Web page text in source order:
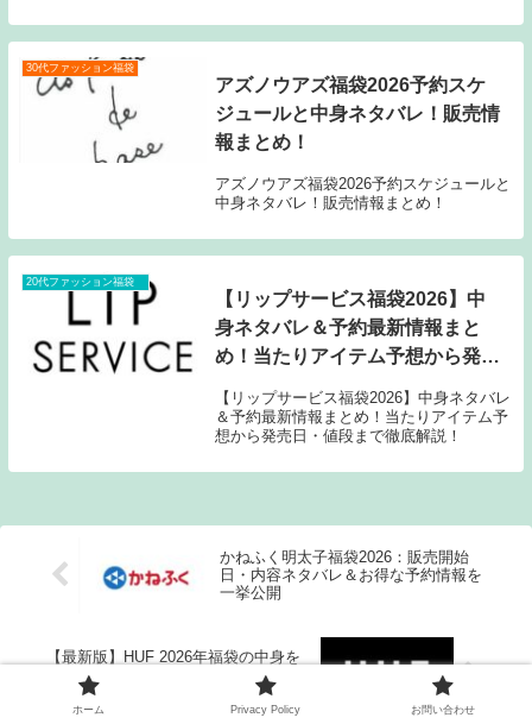
30代ファッション福袋
アズノウアズ福袋2026予約スケ
ジュールと中身ネタバレ！販売情
報まとめ！
アズノウアズ福袋2026予約スケジュールと
中身ネタバレ！販売情報まとめ！
20代ファッション福袋
【リップサービス福袋2026】中
身ネタバレ＆予約最新情報まと
め！当たりアイテム予想から発売
【リップサービス福袋2026】中身ネタバレ
＆予約最新情報まとめ！当たりアイテム予
想から発売日・値段まで徹底解説！
かねふく明太子福袋2026：販売開始
日・内容ネタバレ＆お得な予約情報を
一挙公開
【最新版】HUF 2026年福袋の中身を
徹底予想＋販売情報まとめ！予約開始
日〜価格・内容公開
ホーム Privacy Policy お問い合わせ